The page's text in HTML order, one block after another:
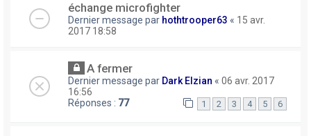
échange microfighter
Dernier message par hothtrooper63 « 15 avr.
2017 18:58
A fermer
Dernier message par Dark Elzian « 06 avr. 2017
16:56
Réponses : 77 1 2 3 4 5 6